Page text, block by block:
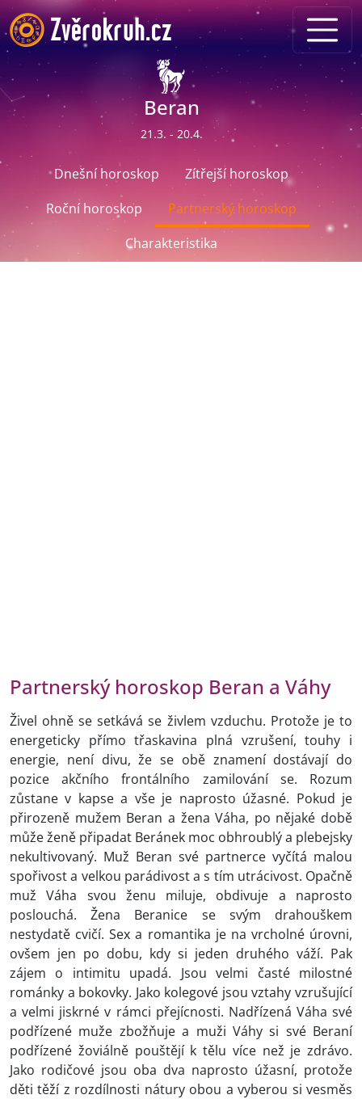
Beran
21.3. - 20.4.
Dnešní horoskop
Zítřejší horoskop
Roční horoskop
Partnerský horoskop
Charakteristika
Partnerský horoskop Beran a Váhy
Živel ohně se setkává se živlem vzduchu. Protože je to
energeticky přímo třaskavina plná vzrušení, touhy i
energie, není divu, že se obě znamení dostávají do
pozice akčního frontálního zamilování se. Rozum
zůstane v kapse a vše je naprosto úžasné. Pokud je
přirozeně mužem Beran a žena Váha, po nějaké době
může ženě připadat Beránek moc obhroublý a plebejsky
nekultivovaný. Muž Beran své partnerce vyčítá malou
spořivost a velkou parádivost a s tím utrácivost. Opačně
muž Váha svou ženu miluje, obdivuje a naprosto
poslouchá. Žena Beranice se svým drahouškem
nestydatě cvičí. Sex a romantika je na vrcholné úrovni,
ovšem jen po dobu, kdy si jeden druhého váží. Pak
zájem o intimitu upadá. Jsou velmi časté milostné
románky a bokovky. Jako kolegové jsou vztahy vzrušující
a velmi jiskrné v rámci přejícnosti. Nadřízená Váha své
podřízené muže zbožňuje a muži Váhy si své Beraní
podřízené žoviálně pouštějí k tělu více než je zdrávo.
Jako rodičové jsou oba dva naprosto úžasní, protože
děti těží z rozdílnosti nátury obou a vyberou si vesměs